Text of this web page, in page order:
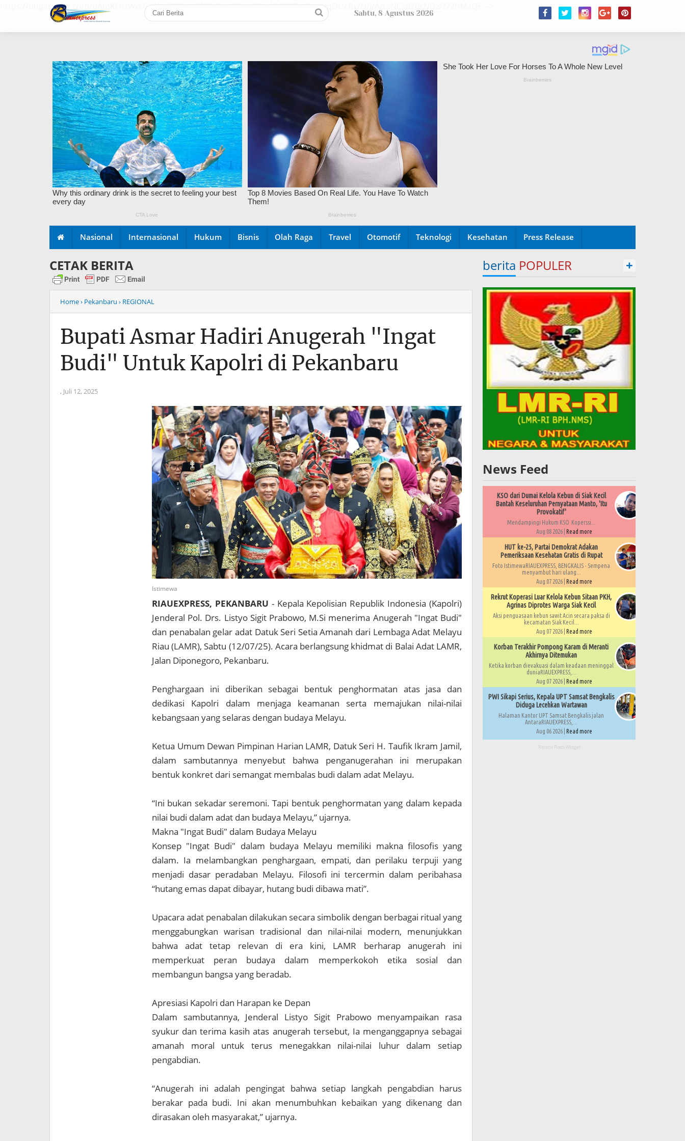
https://bugaruche.com/dAmKFnzWd.GoNiv-ZDGvUM/DeFm/9EupZZUsl/kFPSTuY/ywNqDUcRx/N/j/A/taNCjaIZ0sNDz/E/2hMaQE
Sabtu, 8 Agustus 2026
Nasional Internasional Hukum Bisnis Olah Raga Travel Otomotif Teknologi Kesehatan Press Release
CETAK BERITA
Home› Pekanbaru › REGIONAL
Bupati Asmar Hadiri Anugerah "Ingat
Budi" Untuk Kapolri di Pekanbaru
, Juli 12, 2025
Istimewa
RIAUEXPRESS, PEKANBARU - Kepala Kepolisian Republik Indonesia (Kapolri)
Jenderal Pol. Drs. Listyo Sigit Prabowo, M.Si menerima Anugerah "Ingat Budi"
dan penabalan gelar adat Datuk Seri Setia Amanah dari Lembaga Adat Melayu
Riau (LAMR), Sabtu (12/07/25). Acara berlangsung khidmat di Balai Adat LAMR,
Jalan Diponegoro, Pekanbaru.
Penghargaan ini diberikan sebagai bentuk penghormatan atas jasa dan
dedikasi Kapolri dalam menjaga keamanan serta memajukan nilai-nilai
kebangsaan yang selaras dengan budaya Melayu.
Ketua Umum Dewan Pimpinan Harian LAMR, Datuk Seri H. Taufik Ikram Jamil,
dalam sambutannya menyebut bahwa penganugerahan ini merupakan
bentuk konkret dari semangat membalas budi dalam adat Melayu.
“Ini bukan sekadar seremoni. Tapi bentuk penghormatan yang dalam kepada
nilai budi dalam adat dan budaya Melayu,” ujarnya.
Makna "Ingat Budi" dalam Budaya Melayu
Konsep "Ingat Budi" dalam budaya Melayu memiliki makna filosofis yang
dalam. Ia melambangkan penghargaan, empati, dan perilaku terpuji yang
menjadi dasar peradaban Melayu. Filosofi ini tercermin dalam peribahasa
“hutang emas dapat dibayar, hutang budi dibawa mati”.
Upacara adat penabalan dilakukan secara simbolik dengan berbagai ritual yang
menggabungkan warisan tradisional dan nilai-nilai modern, menunjukkan
bahwa adat tetap relevan di era kini, LAMR berharap anugerah ini
memperkuat peran budaya dalam memperkokoh etika sosial dan
membangun bangsa yang beradab.
Apresiasi Kapolri dan Harapan ke Depan
Dalam sambutannya, Jenderal Listyo Sigit Prabowo menyampaikan rasa
syukur dan terima kasih atas anugerah tersebut, Ia menganggapnya sebagai
amanah moral untuk terus menegakkan nilai-nilai luhur dalam setiap
pengabdian.
“Anugerah ini adalah pengingat bahwa setiap langkah pengabdian harus
berakar pada budi. Ini akan menumbuhkan kebaikan yang dikenang dan
dirasakan oleh masyarakat,” ujarnya.
berita POPULER +
News Feed
KSO dari Dumai Kelola Kebun di Siak Kecil
Bantah Keseluruhan Pernyataan Manto, 'Itu
Provokatif'
Mendampingi Hukum KSO Koperssi...
Aug 08 2026 | Read more
HUT ke-25, Partai Demokrat Adakan
Pemeriksaan Kesehatan Gratis di Rupat
Foto IstimewaRIAUEXPRESS, BENGKALIS - Sempena
menyambut hari ulang...
Aug 07 2026 | Read more
Rekrut Koperasi Luar Kelola Kebun Sitaan PKH,
Agrinas Diprotes Warga Siak Kecil
Aksi penguasaan kebun sawit Acin secara paksa di
kecamatan Siak Kecil...
Aug 07 2026 | Read more
Korban Terakhir Pompong Karam di Meranti
Akhirnya Ditemukan
Ketika korban dievakuasi dalam keadaan meninggal
duniaRIAUEXPRESS,...
Aug 07 2026 | Read more
PWI Sikapi Serius, Kepala UPT Samsat Bengkalis
Diduga Lecehkan Wartawan
Halaman Kantor UPT Samsat Bengkalis jalan
AntaraRIAUEXPRESS,...
Aug 06 2026 | Read more
Recent Posts Widget